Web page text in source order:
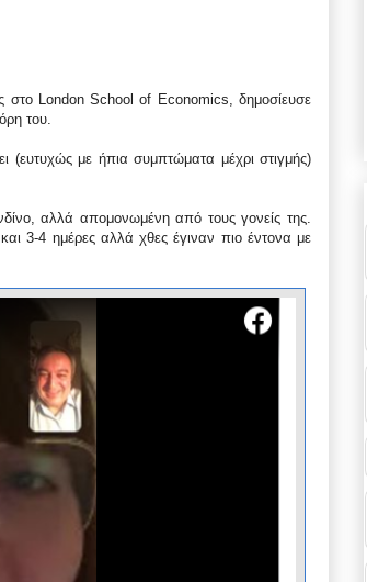
στο London School of Economics, δημοσίευσε
του.
(ευτυχώς με ήπια συμπτώματα μέχρι στιγμής)
αλλά απομονωμένη από τους γονείς της.
3-4 ημέρες αλλά χθες έγιναν πιο έντονα με